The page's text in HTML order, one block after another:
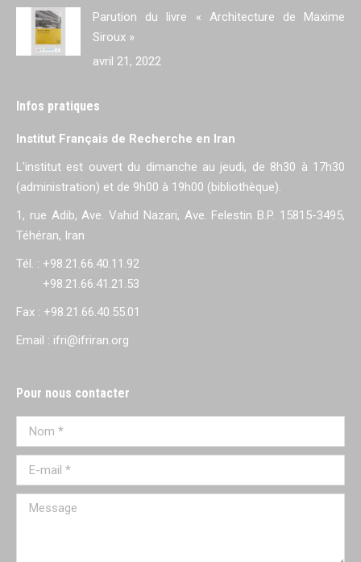
Parution du livre « Architecture de Maxime
Siroux »
avril 21, 2022
Infos pratiques
Institut Français de Recherche en Iran
L'institut est ouvert du dimanche au jeudi, de 8h30 à 17h30
(administration) et de 9h00 à 19h00 (bibliothèque).
1, rue Adib, Ave. Vahid Nazari, Ave. Felestin B.P. 15815-3495,
Téhéran, Iran
Tél. : +98.21.66.40.11.92
+98.21.66.41.21.53
Fax : +98.21.66.40.55.01
Email : ifri@ifriran.org
Pour nous contacter
Nom *
E-mail *
Message